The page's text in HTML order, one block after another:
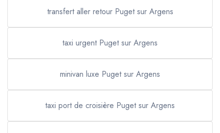
transfert aller retour Puget sur Argens
taxi urgent Puget sur Argens
minivan luxe Puget sur Argens
taxi port de croisière Puget sur Argens